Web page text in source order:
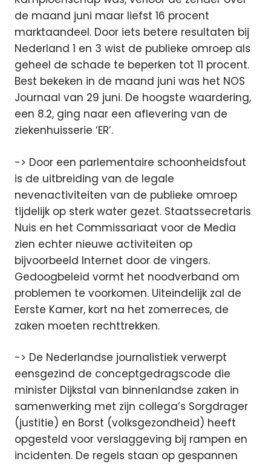
de maand juni maar liefst 16 procent
marktaandeel. Door iets betere resultaten bij
Nederland 1 en 3 wist de publieke omroep als
geheel de schade te beperken tot 11 procent.
Best bekeken in de maand juni was het NOS
Journaal van 29 juni. De hoogste waardering,
een 8.2, ging naar een aflevering van de
ziekenhuisserie ‘ER’.
-> Door een parlementaire schoonheidsfout
is de uitbreiding van de legale
nevenactiviteiten van de publieke omroep
tijdelijk op sterk water gezet. Staatssecretaris
Nuis en het Commissariaat voor de Media
zien echter nieuwe activiteiten op
bijvoorbeeld Internet door de vingers.
Gedoogbeleid vormt het noodverband om
problemen te voorkomen. Uiteindelijk zal de
Eerste Kamer, kort na het zomerreces, de
zaken moeten rechttrekken.
-> De Nederlandse journalistiek verwerpt
eensgezind de conceptgedragscode die
minister Dijkstal van binnenlandse zaken in
samenwerking met zijn collega’s Sorgdrager
(justitie) en Borst (volksgezondheid) heeft
opgesteld voor verslaggeving bij rampen en
incidenten. De regels staan op gespannen